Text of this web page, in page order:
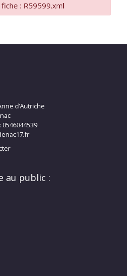
: R59599.xml
d’Autriche
au public :